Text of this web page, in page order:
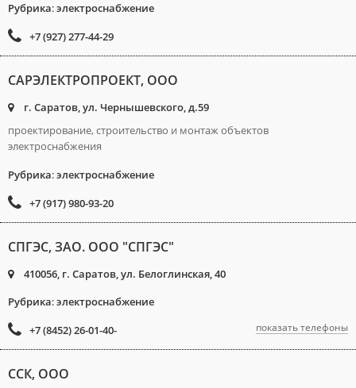
Рубрика:электроснабжение
+7 (927) 277-44-29
САРЭЛЕКТРОПРОЕКТ, ООО
г. Саратов, ул. Чернышевского, д.59
проектирование, строительство и монтаж объектов
электроснабжения
Рубрика:электроснабжение
+7 (917) 980-93-20
СПГЭС, ЗАО. ООО "СПГЭС"
410056, г. Саратов, ул. Белоглинская, 40
Рубрика:электроснабжение
+7 (8452) 26-01-40-
показать телефоны
ССК, ООО